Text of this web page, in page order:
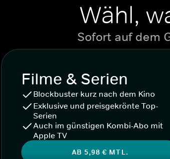
Wähl,
Sofort auf dem
Filme & Serien
Blockbuster kurz nach dem Kino
Exklusive und preisgekrönte Top-
Serien
Auch im günstigen Kombi-Abo mit
Apple TV
AB 5,98 € MTL.